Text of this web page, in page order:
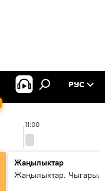
РУС
11:00
Жаңылыктар
Жаңылыктар.